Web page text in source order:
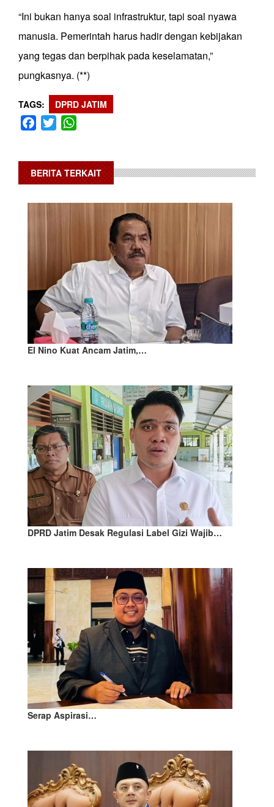
“Ini bukan hanya soal infrastruktur, tapi soal nyawa
manusia. Pemerintah harus hadir dengan kebijakan
yang tegas dan berpihak pada keselamatan,”
pungkasnya. (**)
TAGS DPRD JATIM
Facebook
Twitter
BERITA TERKAIT
El Nino Kuat Ancam Jatim,…
DPRD Jatim Desak Regulasi Label Gizi Wajib…
Serap Aspirasi…